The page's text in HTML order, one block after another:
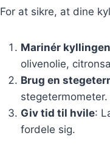
For at sikre, at dine
Marinér kyllingen
olivenolie,
Brug en
Giv tid til hvile:
fordele sig.